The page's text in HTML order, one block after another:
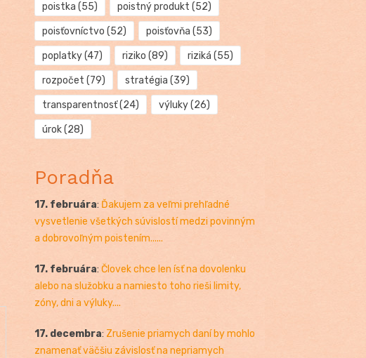
poistka (55) poistný produkt (52)
poisťovníctvo (52) poisťovňa (53)
poplatky(47) riziko (89) riziká (55)
rozpočet (79) stratégia (39)
transparentnosť(24) výluky(26)
úrok(28)
Poradňa
17. februára: Ďakujem za veľmi prehľadné
vysvetlenie všetkých súvislostí medzi povinným
a dobrovoľným poistením......
17. februára: Človek chce len ísť na dovolenku
alebo na služobku a namiesto toho rieši limity,
zóny, dni a výluky....
17. decembra: Zrušenie priamych daní by mohlo
znamenať väčšiu závislosť na nepriamych